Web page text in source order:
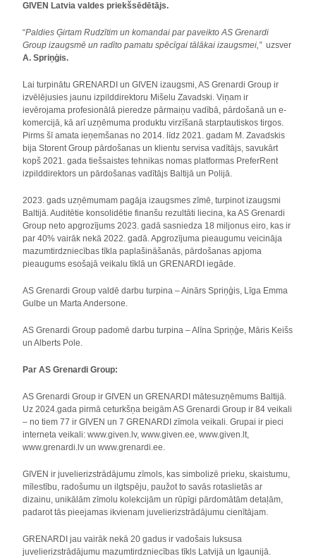
GIVEN Latvia valdes priekšsēdētājs.
“Paldies Ģirtam Rudzītim un komandai par paveikto AS Grenardi
Group izaugsmē un radīto pamatu spēcīgai tālākai izaugsmei,”uzsver
A. Spriņģis.
Lai turpinātu GRENARDI un GIVEN izaugsmi, AS Grenardi Group ir
izvēlējusies jaunu izpilddirektoru Mišelu Zavadski. Viņam ir
ievērojama profesionālā pieredze pārmaiņu vadībā, pārdošanā un e-
komercijā, kā arī uzņēmuma produktu virzīšanā starptautiskos tirgos.
Pirms šī amata ieņemšanas no 2014. līdz 2021. gadam M. Zavadskis
bija Storent Group pārdošanas un klientu servisa vadītājs, savukārt
kopš 2021. gada tiešsaistes tehnikas nomas platformas PreferRent
izpilddirektors un pārdošanas vadītājs Baltijā un Polijā.
2023. gads uzņēmumam pagāja izaugsmes zīmē, turpinot izaugsmi
Baltijā. Auditētie konsolidētie finanšu rezultāti liecina, ka AS Grenardi
Group neto apgrozījums 2023. gadā sasniedza 18 miljonus eiro, kas ir
par 40% vairāk nekā 2022. gadā. Apgrozījuma pieaugumu veicināja
mazumtirdzniecības tīkla paplašināšanās, pārdošanas apjoma
pieaugums esošajā veikalu tīklā un GRENARDI iegāde.
AS Grenardi Group valdē darbu turpina – Ainārs Spriņģis, Līga Emma
Gulbe un Marta Andersone.
AS Grenardi Group padomē darbu turpina – Alīna Spriņģe, Māris Keišs
un Alberts Pole.
Par AS Grenardi Group:
AS Grenardi Group ir GIVEN un GRENARDI mātesuzņēmums Baltijā.
Uz 2024.gada pirmā ceturkšņa beigām AS Grenardi Group ir 84 veikali
– no tiem 77 ir GIVEN un 7 GRENARDI zīmola veikali. Grupai ir pieci
interneta veikali: www.given.lv, www.given.ee, www.given.lt,
www.grenardi.lv un www.grenardi.ee.
GIVEN ir juvelierizstrādājumu zīmols, kas simbolizē prieku, skaistumu,
mīlestību, radošumu un ilgtspēju, paužot to savās rotaslietās ar
dizainu, unikālām zīmolu kolekcijām un rūpīgi pārdomātām detaļām,
padarot tās pieejamas ikvienam juvelierizstrādājumu cienītājam.
GRENARDI jau vairāk nekā 20 gadus ir vadošais luksusa
juvelierizstrādājumu mazumtirdzniecības tīkls Latvijā un Igaunijā.